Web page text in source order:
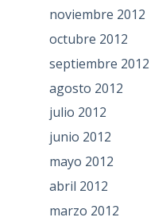
noviembre 2012
octubre 2012
septiembre 2012
agosto 2012
julio 2012
junio 2012
mayo 2012
abril 2012
marzo 2012